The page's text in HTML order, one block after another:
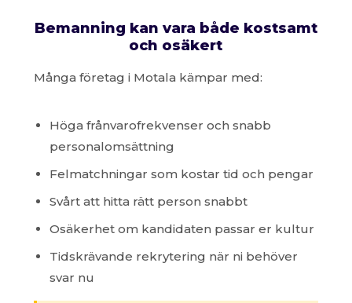
Bemanning kan vara både kostsamt
och osäkert
Många företag i Motala kämpar med:
Höga frånvarofrekvenser och snabb
personalomsättning
Felmatchningar som kostar tid och pengar
Svårt att hitta rätt person snabbt
Osäkerhet om kandidaten passar er kultur
Tidskrävande rekrytering när ni behöver
svar nu